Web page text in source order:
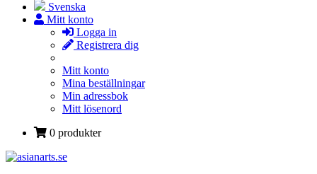
Svenska
Mitt konto
Logga in
Registrera dig
Mitt konto
Mina beställningar
Min adressbok
Mitt lösenord
0 produkter